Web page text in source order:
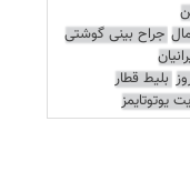
جراح بینی گوشتی
بلیط قطار
یوتوتایمز